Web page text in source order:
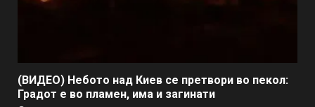
(ВИДЕО) Небото над Киев се претвори во пекол:
Градот е во пламен, има и загинати